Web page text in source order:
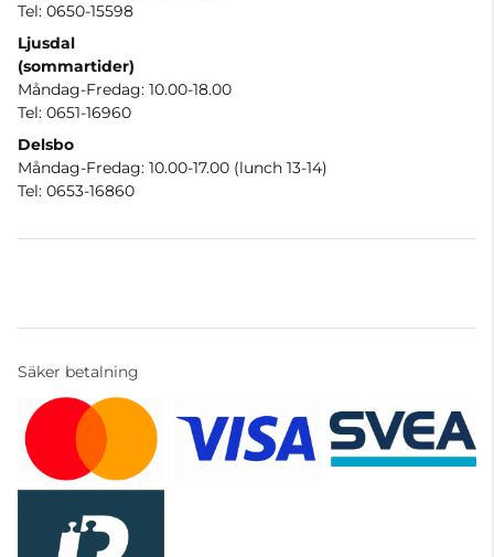
Tel: 0650-15598
Ljusdal
(sommartider)
Måndag-Fredag: 10.00-18.00
Tel: 0651-16960
Delsbo
Måndag-Fredag: 10.00-17.00 (lunch 13-14)
Tel: 0653-16860
Säker betalning